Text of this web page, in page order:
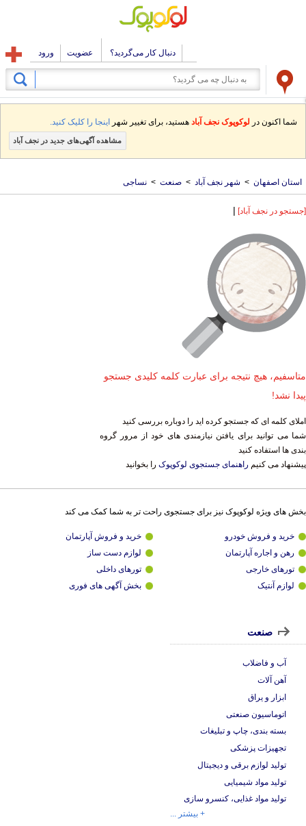
دنبال کار می‌گردید؟ عضویت ورود
شما اکنون در لوکوپوک نجف آباد هستید، برای تغییر شهر اینجا را کلیک کنید.
مشاهده آگهی‌های جدید در نجف آباد
استان اصفهان > شهر نجف آباد > صنعت > نساجی
[جستجو در نجف آباد] |
متاسفیم، هیچ نتیجه برای عبارت کلمه کلیدی جستجو
پیدا نشد!
املای کلمه ای که جستجو کرده اید را دوباره بررسی کنید
شما می توانید برای یافتن نیازمندی های خود از مرور گروه
بندی ها استفاده کنید
پیشنهاد می کنیم راهنمای جستجوی لوکوپوک را بخوانید
بخش های ویژه لوکوپوک نیز برای جستجوی راحت تر به شما کمک می کند
خرید و فروش خودرو
خرید و فروش آپارتمان
رهن و اجاره آپارتمان
لوازم دست ساز
تورهای خارجی
تورهای داخلی
لوازم آنتیک
بخش آگهی های فوری
صنعت
آب و فاضلاب
آهن آلات
ابزار و یراق
اتوماسیون صنعتی
بسته بندی، چاپ و تبلیغات
تجهیزات پزشکی
تولید لوازم برقی و دیجیتال
تولید مواد شیمیایی
تولید مواد غذایی، کنسرو سازی
+ بیشتر ...